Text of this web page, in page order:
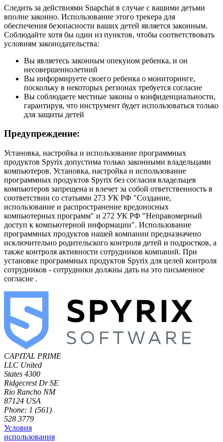
Следить за действиями Snapchat в случае с вашими детьми
вполне законно. Использование этого трекера для
обеспечения безопасности ваших детей является законным.
Соблюдайте хотя бы один из пунктов, чтобы соответствовать
условиям законодательства:
Вы являетесь законным опекуном ребенка, и он
несовершеннолетний
Вы информируете своего ребенка о мониторинге,
поскольку в некоторых регионах требуется согласие
Вы соблюдаете местные законы о конфиденциальности,
гарантируя, что инструмент будет использоваться только
для защиты детей
Предупреждение:
Установка, настройка и использование программных
продуктов Spyrix допустима только законными владельцами
компьютеров. Установка, настройка и использование
программных продуктов Spyrix без согласия владельцев
компьютеров запрещена и влечет за собой ответственность в
соответствии со статьями 273 УК РФ "Создание,
использование и распространение вредоносных
компьютерных программ" и 272 УК РФ "Неправомерный
доступ к компьютерной информации". Использование
программных продуктов нашей компании предназначено
исключительно родительского контроля детей и подростков, а
также контроля активности сотрудников компаний. При
установке программных продуктов Spyrix для целей контроля
сотрудников - сотрудники должны дать на это письменное
согласие .
CAPITAL PRIME
LLC United
States 4300
Ridgecrest Dr SE
Rio Rancho NM
87124 USA
Phone: 1 (561)
528 3779
Условия
использования